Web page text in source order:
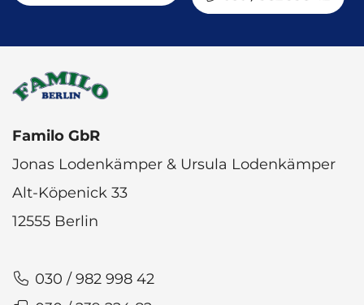
Familo GbR
Jonas Lodenkämper & Ursula Lodenkämper
Alt-Köpenick 33
12555 Berlin
030 / 982 998 42